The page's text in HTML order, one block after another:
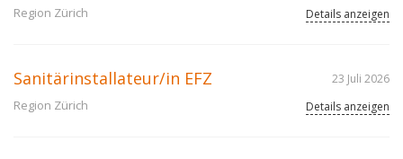
Region Zürich
Details anzeigen
Sanitärinstallateur/in EFZ
Region Zürich
23 Juli 2026
Details anzeigen